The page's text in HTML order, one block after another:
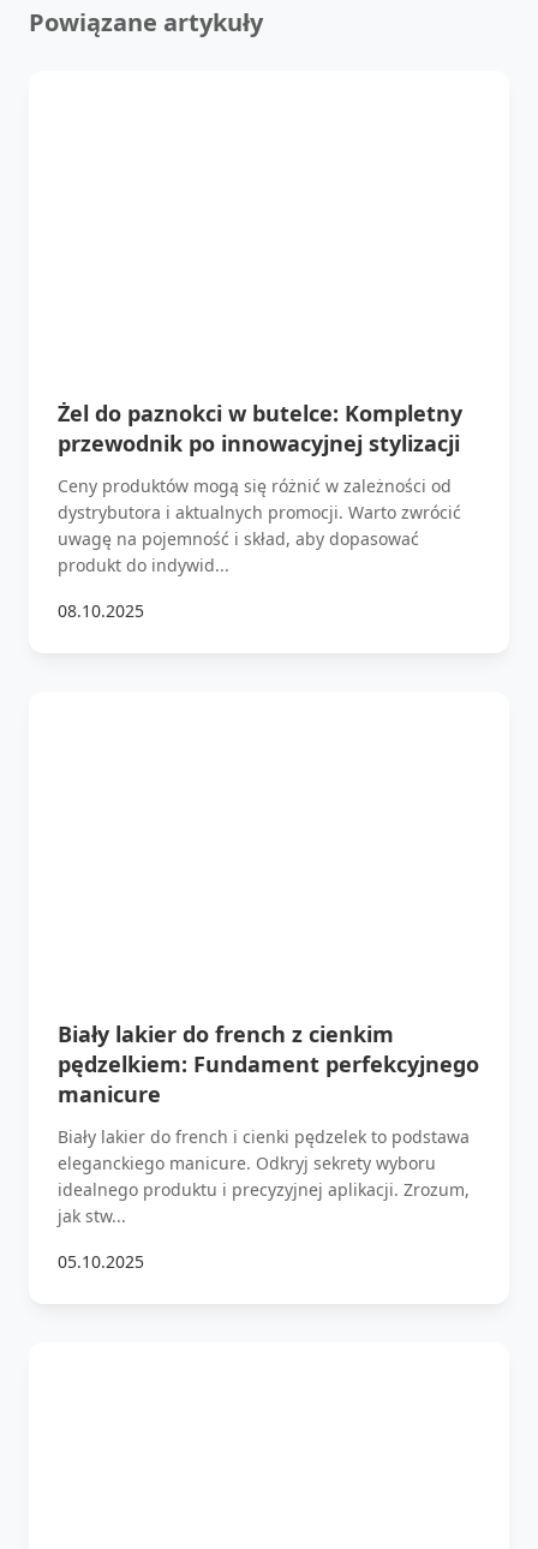
Powiązane artykuły
Żel do paznokci w butelce: Kompletny
przewodnik po innowacyjnej stylizacji
Ceny produktów mogą się różnić w zależności od
dystrybutora i aktualnych promocji. Warto zwrócić
uwagę na pojemność i skład, aby dopasować
produkt do indywid...
08.10.2025
Biały lakier do french z cienkim
pędzelkiem: Fundament perfekcyjnego
manicure
Biały lakier do french i cienki pędzelek to podstawa
eleganckiego manicure. Odkryj sekrety wyboru
idealnego produktu i precyzyjnej aplikacji. Zrozum,
jak stw...
05.10.2025